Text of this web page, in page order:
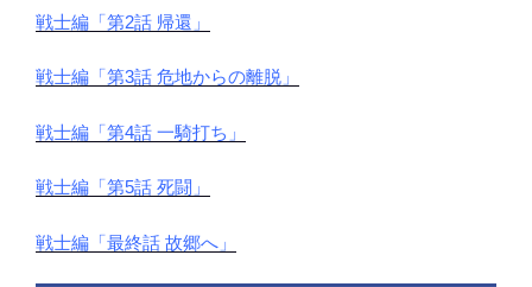
戦士編「第2話 帰還」
戦士編「第3話 危地からの離脱」
戦士編「第4話 一騎打ち」
戦士編「第5話 死闘」
戦士編「最終話 故郷へ」